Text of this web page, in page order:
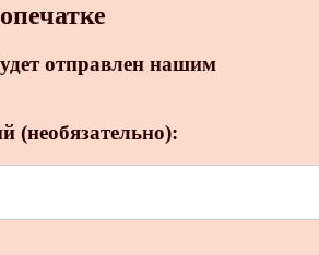
отправлен нашим
(необязательно):